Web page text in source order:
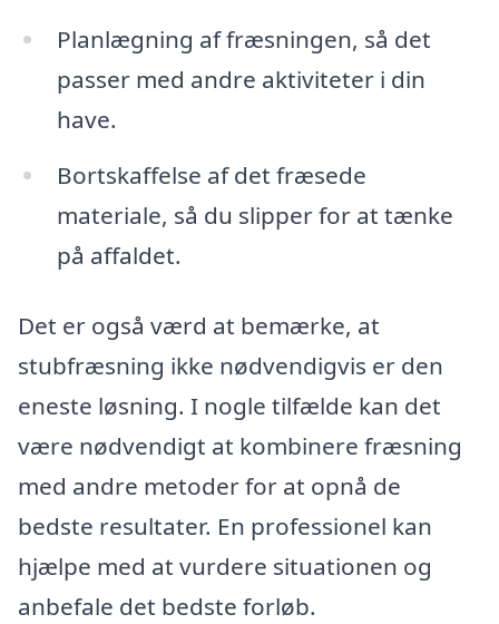
Planlægning af fræsningen, så det
passer med andre aktiviteter i din
have.
Bortskaffelse af det fræsede
materiale, så du slipper for at tænke
på affaldet.
Det er også værd at bemærke, at
stubfræsning ikke nødvendigvis er den
eneste løsning. I nogle tilfælde kan det
være nødvendigt at kombinere fræsning
med andre metoder for at opnå de
bedste resultater. En professionel kan
hjælpe med at vurdere situationen og
anbefale det bedste forløb.